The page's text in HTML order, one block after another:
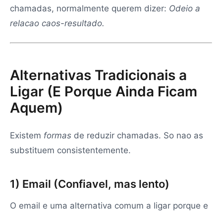
chamadas, normalmente querem dizer: Odeio a
relacao caos-resultado.
Alternativas Tradicionais a
Ligar (E Porque Ainda Ficam
Aquem)
Existem formas de reduzir chamadas. So nao as
substituem consistentemente.
1) Email (Confiavel, mas lento)
O email e uma alternativa comum a ligar porque e